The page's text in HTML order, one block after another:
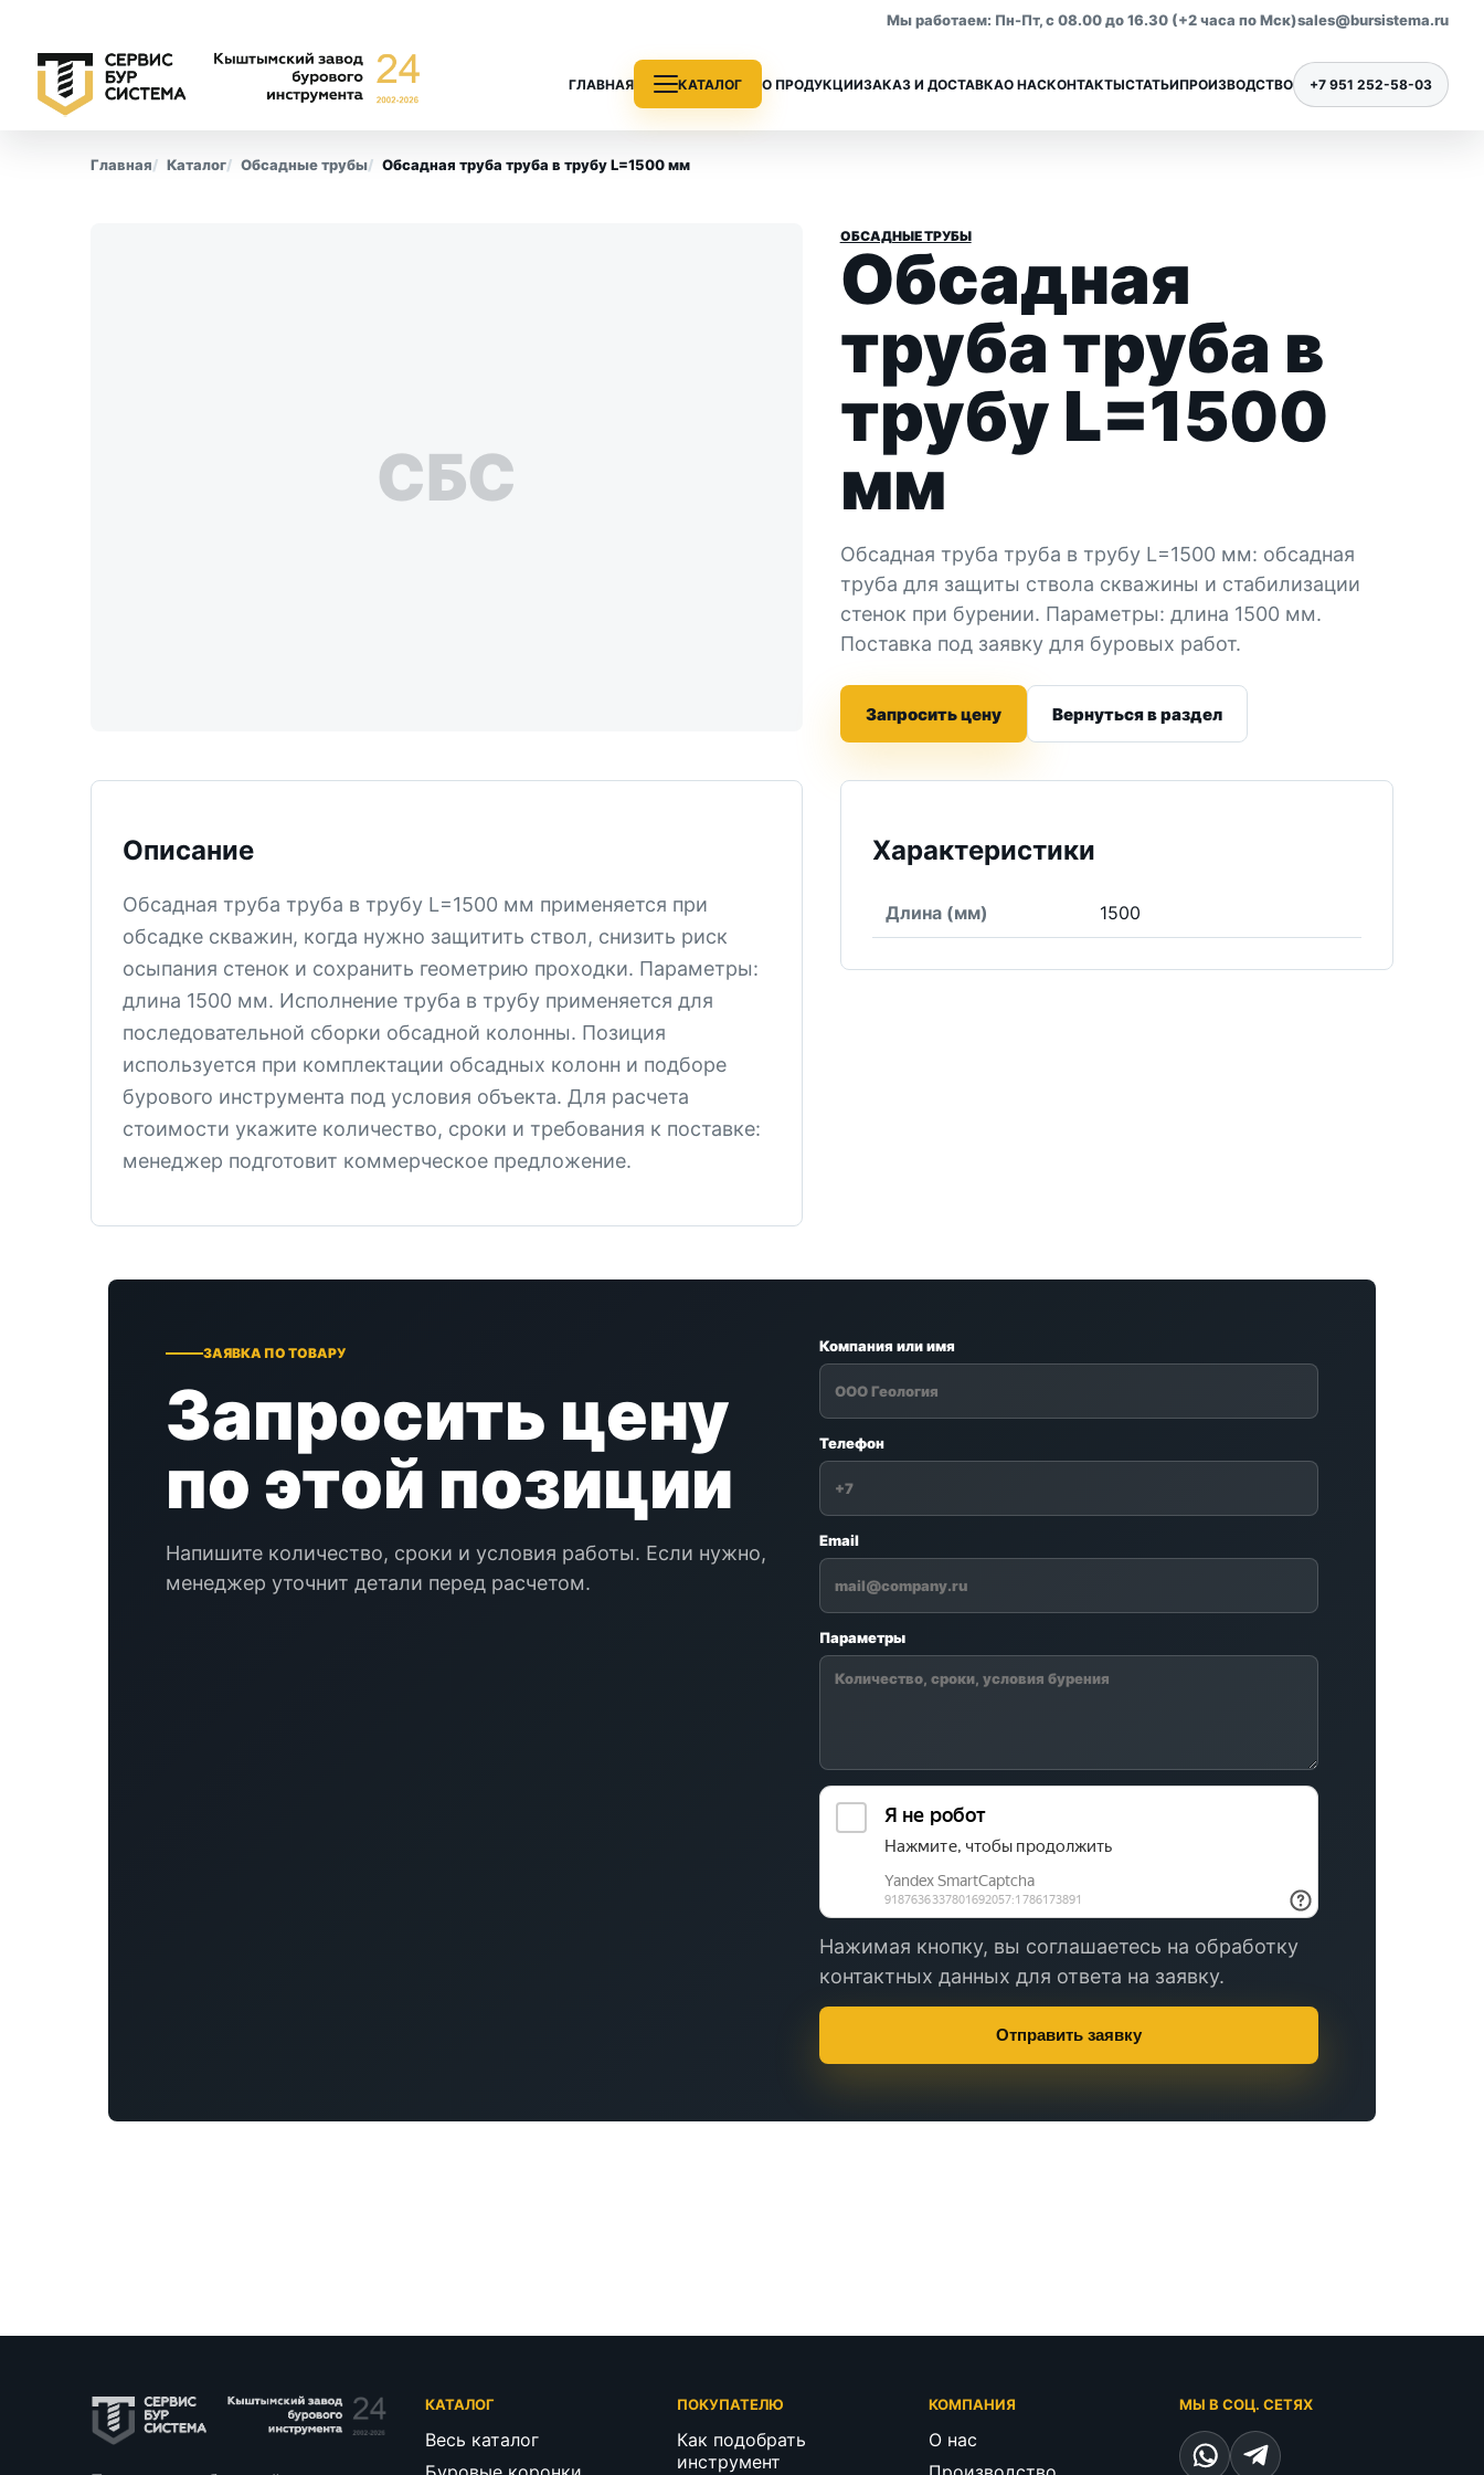
Мы работаем: Пн-Пт, с 08.00 до 16.30 (+2 часа по Мск)sales@bursistema.ru
ГЛАВНАЯ КАТАЛОГ
СМ-4
Колонковые трубы
Все позиции раздела Все позиции раздела
О ПРОДУКЦИИЗАКАЗ И ДОСТАВКАО НАСКОНТАКТЫСТАТЬИПРОИЗВОДСТВО +7 951 252-58-03
Главная Каталог Обсадные трубы Обсадная труба труба в трубу L=1500 мм
СБС
ОБСАДНЫЕ ТРУБЫ
Обсадная
труба труба в
трубу L=1500
мм
Обсадная труба труба в трубу L=1500 мм: обсадная
труба для защиты ствола скважины и стабилизации
стенок при бурении. Параметры: длина 1500 мм.
Поставка под заявку для буровых работ.
Запросить цену Вернуться в раздел
Описание
Обсадная труба труба в трубу L=1500 мм применяется при
обсадке скважин, когда нужно защитить ствол, снизить риск
осыпания стенок и сохранить геометрию проходки. Параметры:
длина 1500 мм. Исполнение труба в трубу применяется для
последовательной сборки обсадной колонны. Позиция
используется при комплектации обсадных колонн и подборе
бурового инструмента под условия объекта. Для расчета
стоимости укажите количество, сроки и требования к поставке:
менеджер подготовит коммерческое предложение.
Характеристики
Длина (мм) 1500
ЗАЯВКА ПО ТОВАРУ
Запросить цену
по этой позиции
Напишите количество, сроки и условия работы. Если нужно,
менеджер уточнит детали перед расчетом.
Компания или имя
Телефон
Email
Параметры
Нажимая кнопку, вы соглашаетесь на обработку
контактных данных для ответа на заявку.
Отправить заявку
КАТАЛОГ
Весь каталог
ПОКУПАТЕЛЮ
Как подобрать
инструмент
КОМПАНИЯ
О нас
МЫ В СОЦ. СЕТЯХ